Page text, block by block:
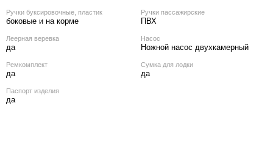
Ручки буксировочные, пластик
боковые и на корме
Ручки пассажирские
ПВХ
Леерная веревка
да
Насос
Ножной насос двухкамерный
Ремкомплект
да
Сумка для лодки
да
Паспорт изделия
да